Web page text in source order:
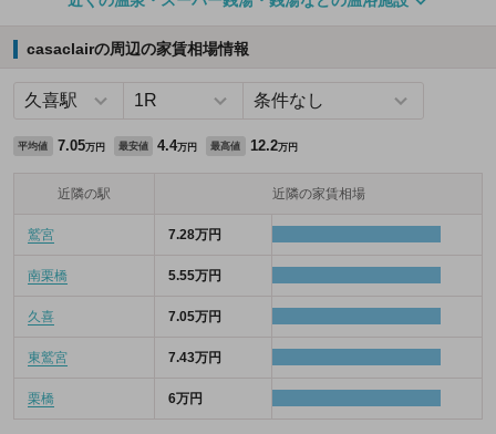
casaclairの周辺の家賃相場情報
平均値 7.05万円 最安値 4.4万円 最高値 12.2万円
近隣の駅 近隣の家賃相場
鷲宮 7.28万円
南栗橋 5.55万円
久喜 7.05万円
東鷲宮 7.43万円
栗橋 6万円